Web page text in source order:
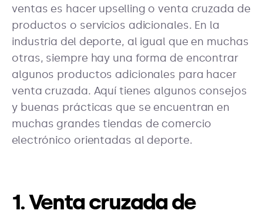
ventas es hacer upselling o venta cruzada de
productos o servicios adicionales. En la
industria del deporte, al igual que en muchas
otras, siempre hay una forma de encontrar
algunos productos adicionales para hacer
venta cruzada. Aquí tienes algunos consejos
y buenas prácticas que se encuentran en
muchas grandes tiendas de comercio
electrónico orientadas al deporte.
1. Venta cruzada de